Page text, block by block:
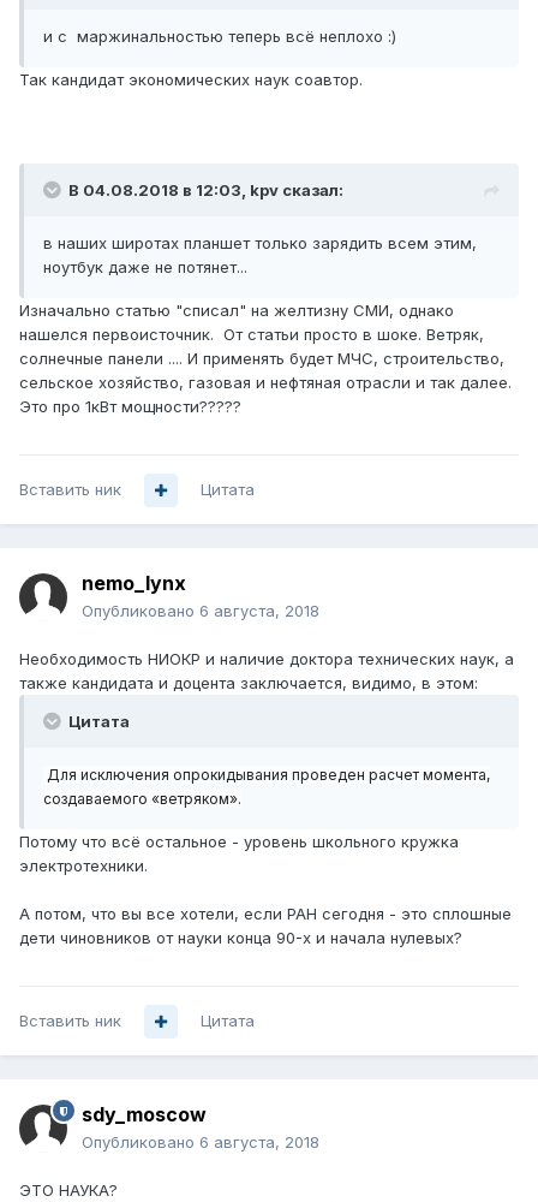
рублей.
и с маржинальностью теперь всё неплохо :)
Так кандидат экономических наук соавтор.
В 04.08.2018 в 12:03, kpv сказал:
в наших широтах планшет только зарядить всем этим,
ноутбук даже не потянет...
Изначально статью "списал" на желтизну СМИ, однако
нашелся первоисточник. От статьи просто в шоке. Ветряк,
солнечные панели .... И применять будет МЧС, строительство,
сельское хозяйство, газовая и нефтяная отрасли и так далее.
Это про 1кВт мощности?????
Вставить ник Цитата
nemo_lynx
Опубликовано 6 августа, 2018
Необходимость НИОКР и наличие доктора технических наук, а
также кандидата и доцента заключается, видимо, в этом:
Цитата
Для исключения опрокидывания проведен расчет момента,
создаваемого «ветряком».
Потому что всё остальное - уровень школьного кружка
электротехники.
А потом, что вы все хотели, если РАН сегодня - это сплошные
дети чиновников от науки конца 90-х и начала нулевых?
Вставить ник Цитата
sdy_moscow
Опубликовано 6 августа, 2018
ЭТО НАУКА?